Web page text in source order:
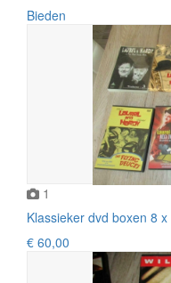
Bieden
1
Klassieker dvd boxen 8
€ 60,00